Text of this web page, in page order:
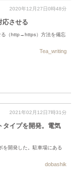
2020年12月27日0時48分
させる
る（http→https）方法を備忘
Tea_writing
2021年02月12日7時31分
タイプを開発。電気
を開発した。駐車場にある
dobashik